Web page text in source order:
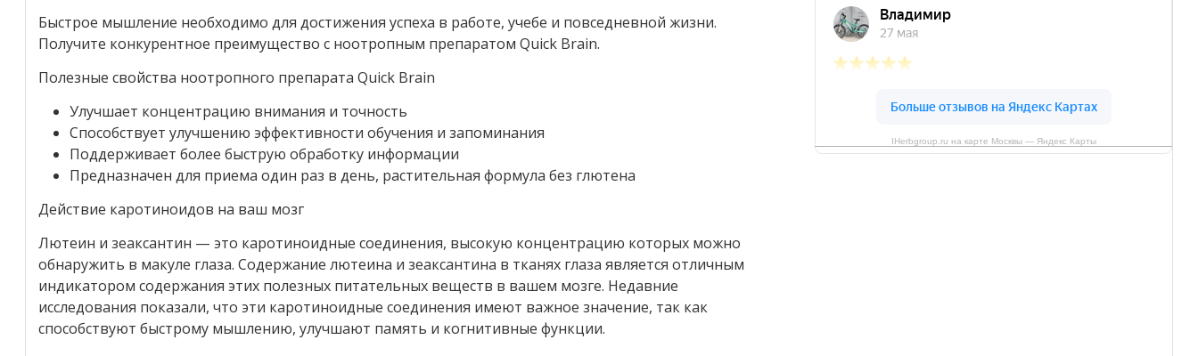
Быстрое мышление необходимо для достижения успеха в работе, учебе и повседневной жизни.
Получите конкурентное преимущество с ноотропным препаратом Quick Brain.
Полезные свойства ноотропного препарата Quick Brain
Улучшает концентрацию внимания и точность
Способствует улучшению эффективности обучения и запоминания
Поддерживает более быструю обработку информации
Предназначен для приема один раз в день, растительная формула без глютена
Действие каротиноидов на ваш мозг
Лютеин и зеаксантин — это каротиноидные соединения, высокую концентрацию которых можно
обнаружить в макуле глаза. Содержание лютеина и зеаксантина в тканях глаза является отличным
индикатором содержания этих полезных питательных веществ в вашем мозге. Недавние
исследования показали, что эти каротиноидные соединения имеют важное значение, так как
способствуют быстрому мышлению, улучшают память и когнитивные функции.
IHerbgroup.ru на карте Москвы — Яндекс Карты